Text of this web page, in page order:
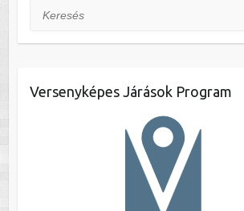
Keresés
Versenyképes Járások Program